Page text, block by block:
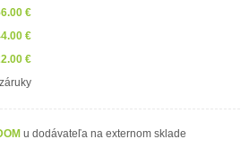
€
€
€
u dodávateľa na externom sklade